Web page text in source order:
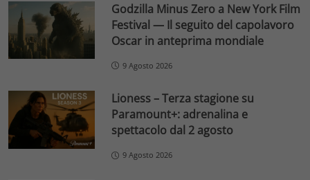
Godzilla Minus Zero a New York Film
Festival — Il seguito del capolavoro
Oscar in anteprima mondiale
9 Agosto 2026
Lioness – Terza stagione su
Paramount+: adrenalina e
spettacolo dal 2 agosto
9 Agosto 2026